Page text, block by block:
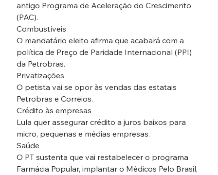
antigo Programa de Aceleração do Crescimento
(PAC).
Combustíveis
O mandatário eleito afirma que acabará com a
política de Preço de Paridade Internacional (PPI)
da Petrobras.
Privatizações
O petista vai se opor às vendas das estatais
Petrobras e Correios.
Crédito às empresas
Lula quer assegurar crédito a juros baixos para
micro, pequenas e médias empresas.
Saúde
O PT sustenta que vai restabelecer o programa
Farmácia Popular, implantar o Médicos Pelo Brasil,